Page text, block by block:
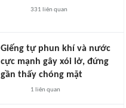
331 liên quan
Giếng tự phun khí và nước
cực mạnh gây xói lở, đứng
gần thấy chóng mặt
1 liên quan